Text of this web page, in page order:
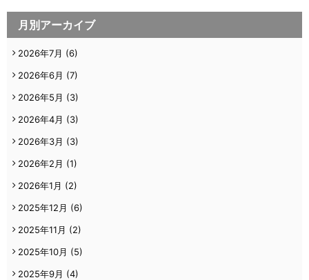
月別アーカイブ
2026年7月 (6)
2026年6月 (7)
2026年5月 (3)
2026年4月 (3)
2026年3月 (3)
2026年2月 (1)
2026年1月 (2)
2025年12月 (6)
2025年11月 (2)
2025年10月 (5)
2025年9月 (4)